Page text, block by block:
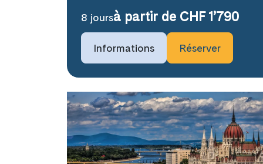
8 joursà partir de CHF 1’790
Informations Réserver